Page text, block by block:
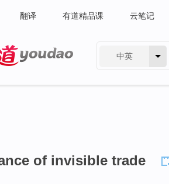
翻译 有道精品课 云笔记
中英
of invisible trade